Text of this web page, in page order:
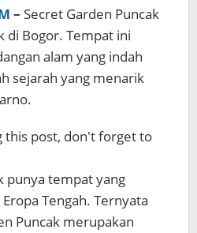
– Secret Garden Puncak
di Bogor. Tempat ini
alam yang indah
sejarah yang menarik
this post, don't forget to
punya tempat yang
Tengah. Ternyata
Puncak merupakan